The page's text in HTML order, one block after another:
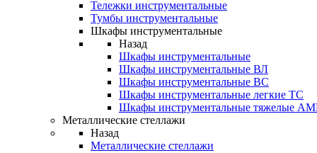
Тележки инструментальные
Тумбы инструментальные
Шкафы инструментальные
Назад
Шкафы инструментальные
Шкафы инструментальные ВЛ
Шкафы инструментальные ВС
Шкафы инструментальные легкие ТС
Шкафы инструментальные тяжелые
Металлические стеллажи
Назад
Металлические стеллажи